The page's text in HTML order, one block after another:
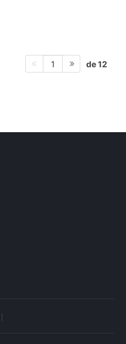
1 de 12